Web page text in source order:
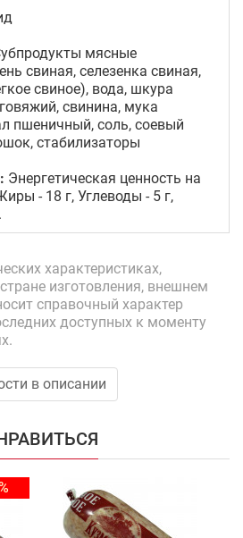
мясные
свиная, селезенка свиная,
свиное), вода, шкура
свинина, мука
пшеничный, соль, соевый
стабилизаторы
Энергетическая ценность на
- 18 г, Углеводы - 5 г,
характеристиках,
изготовления, внешнем
справочный характер
доступных к моменту
в описании